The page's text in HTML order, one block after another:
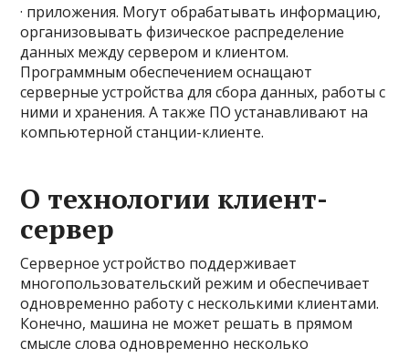
· приложения. Могут обрабатывать информацию,
организовывать физическое распределение
данных между сервером и клиентом.
Программным обеспечением оснащают
серверные устройства для сбора данных, работы с
ними и хранения. А также ПО устанавливают на
компьютерной станции-клиенте.
О технологии клиент-
сервер
Серверное устройство поддерживает
многопользовательский режим и обеспечивает
одновременно работу с несколькими клиентами.
Конечно, машина не может решать в прямом
смысле слова одновременно несколько